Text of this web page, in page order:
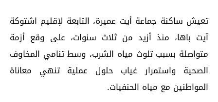
تعيش ساكنة جماعة أيت عميرة، التابعة لإقليم اشتوكة
آيت باها، منذ أزيد من ثلاث سنوات، على وقع أزمة
متواصلة بسبب تلوث مياه الشرب، وسط تنامي المخاوف
الصحية واستمرار غياب حلول عملية تنهي معاناة
المواطنين مع مياه الحنفيات.